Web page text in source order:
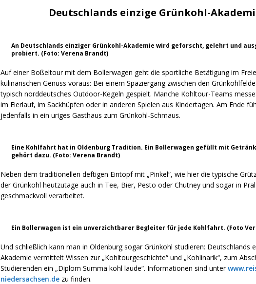
Deutschlands einzige Grünkohl-
An Deutschlands einziger Grünkohl-Akademie wird geforscht, gelehrt und
probiert. (Foto: Verena Brandt)
Auf einer Boßeltour mit dem Bollerwagen geht die sportliche Betätigung im
kulinarischen Genuss voraus: Bei einem Spaziergang zwischen den
typisch norddeutsches Outdoor-Kegeln gespielt. Manche Kohltour-Teams
im Eierlauf, im Sackhüpfen oder in anderen Spielen aus Kindertagen. Am Ende
jedenfalls in ein uriges Gasthaus zum Grünkohl-Schmaus.
Eine Kohlfahrt hat in Oldenburg Tradition. Ein Bollerwagen gefüllt mit
gehört dazu. (Foto: Verena Brandt)
Neben dem traditionellen deftigen Eintopf mit „Pinkel“, wie hier die typische
der Grünkohl heutzutage auch in Tee, Bier, Pesto oder Chutney und sogar in
geschmackvoll verarbeitet.
Ein Bollerwagen ist ein unverzichtbarer Begleiter für jede Kohlfahrt. (Foto
Und schließlich kann man in Oldenburg sogar Grünkohl studieren: Deutschlands
Akademie vermittelt Wissen zur „Kohltourgeschichte“ und „Kohlinarik“, zum
Studierenden ein „Diplom Summa kohl laude“. Informationen sind unter
niedersachsen.dezu finden.